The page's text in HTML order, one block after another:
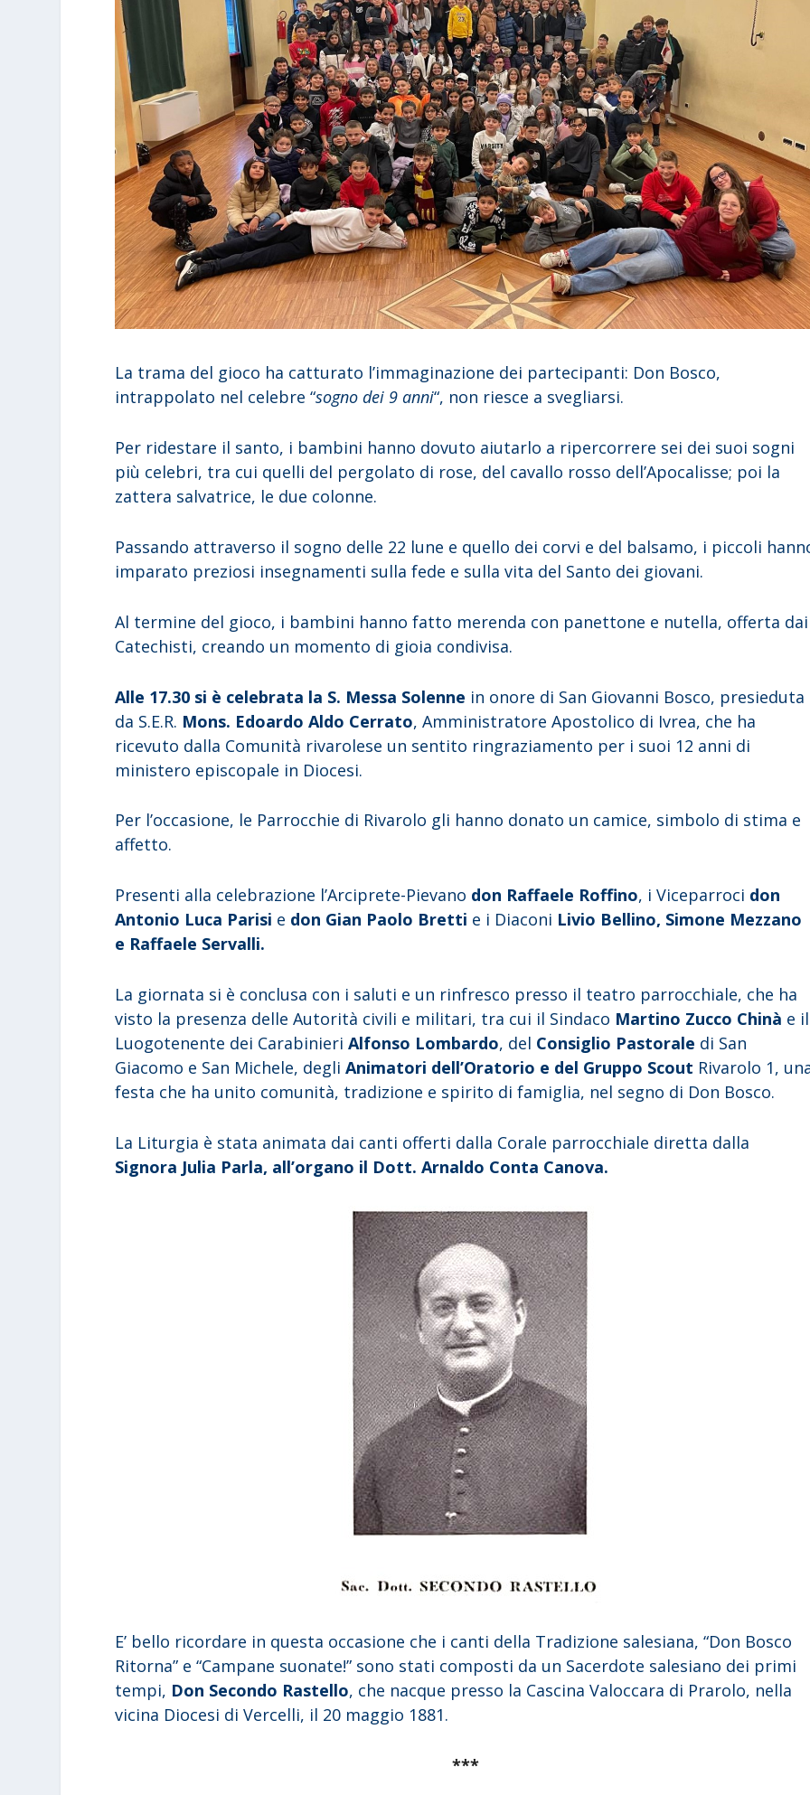
La trama del gioco ha catturato l’immaginazione dei partecipanti: Don Bosco,
intrappolato nel celebre “sogno dei 9 anni“, non riesce a svegliarsi.
Per ridestare il santo, i bambini hanno dovuto aiutarlo a ripercorrere sei dei suoi sogni
più celebri, tra cui quelli del pergolato di rose, del cavallo rosso dell’Apocalisse; poi la
zattera salvatrice, le due colonne.
Passando attraverso il sogno delle 22 lune e quello dei corvi e del balsamo, i piccoli
imparato preziosi insegnamenti sulla fede e sulla vita del Santo dei giovani.
Al termine del gioco, i bambini hanno fatto merenda con panettone e nutella, offerta dai
Catechisti, creando un momento di gioia condivisa.
Alle 17.30 si è celebrata la S. Messa Solenne in onore di San Giovanni Bosco, presieduta
da S.E.R. Mons. Edoardo Aldo Cerrato, Amministratore Apostolico di Ivrea, che ha
ricevuto dalla Comunità rivarolese un sentito ringraziamento per i suoi 12 anni di
ministero episcopale in Diocesi.
Per l’occasione, le Parrocchie di Rivarolo gli hanno donato un camice, simbolo di stima e
affetto.
Presenti alla celebrazione l’Arciprete-Pievano don Raffaele Roffino, i Viceparroci don
Antonio Luca Parisi e don Gian Paolo Bretti e i Diaconi Livio Bellino, Simone Mezzano
e Raffaele Servalli.
La giornata si è conclusa con i saluti e un rinfresco presso il teatro parrocchiale, che ha
visto la presenza delle Autorità civili e militari, tra cui il Sindaco Martino Zucco Chinà e il
Luogotenente dei CarabinieriAlfonso Lombardo, del Consiglio Pastorale di San
Giacomo e San Michele, degliAnimatori dell’Oratorio e del Gruppo Scout Rivarolo 1,
festa che ha unito comunità, tradizione e spirito di famiglia, nel segno di Don Bosco.
La Liturgia è stata animata dai canti offerti dalla Corale parrocchiale diretta dalla
Signora Julia Parla, all’organo il Dott. Arnaldo Conta Canova.
E’ bello ricordare in questa occasione che i canti della Tradizione salesiana, “Don Bosco
Ritorna” e “Campane suonate!” sono stati composti da un Sacerdote salesiano dei primi
tempi, Don Secondo Rastello, che nacque presso la Cascina Valoccara di Prarolo, nella
vicina Diocesi di Vercelli, il 20 maggio 1881.
***